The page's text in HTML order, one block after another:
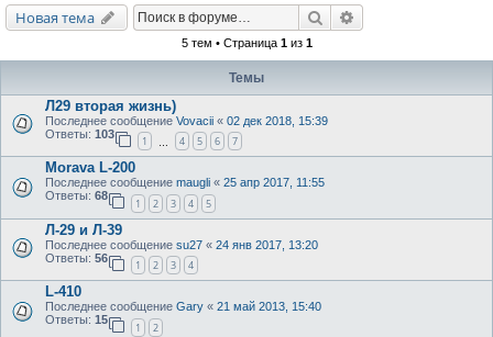
Новая тема Поиск
5 тем • Страница 1из 1
Темы
Л29 вторая жизнь)
Последнее сообщение Vovacii « 02 дек 2018, 15:39
Ответы: 103
1 4 5 6 7
Morava L-200
Последнее сообщение maugli « 25 апр 2017, 11:55
Ответы: 68
1 2 3 4 5
Л-29 и Л-39
Последнее сообщение su27 « 24 янв 2017, 13:20
Ответы: 56
1 2 3 4
L-410
Последнее сообщение Gary « 21 май 2013, 15:40
Ответы: 15
1 2